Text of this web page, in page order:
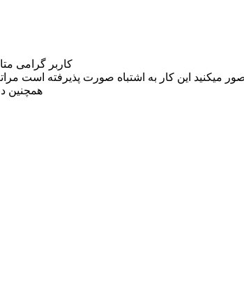
کاربر گرامی
میکنید این کار به اشتباه صورت پذیرفته است مراتب این مسئله را
همچنین